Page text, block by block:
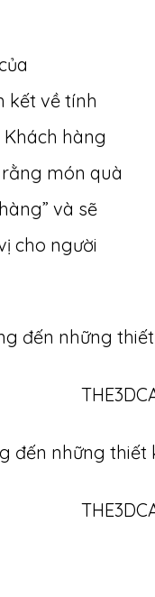
kết về tính
hàng
món quà
và sẽ
cho người
đến những